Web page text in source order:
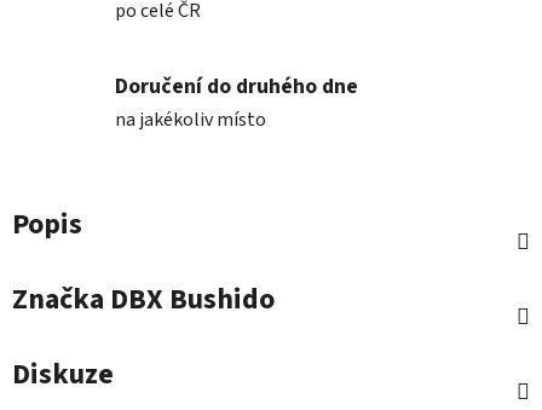
po celé ČR
Doručení do druhého dne
na jakékoliv místo
Popis
Značka DBX Bushido
Diskuze